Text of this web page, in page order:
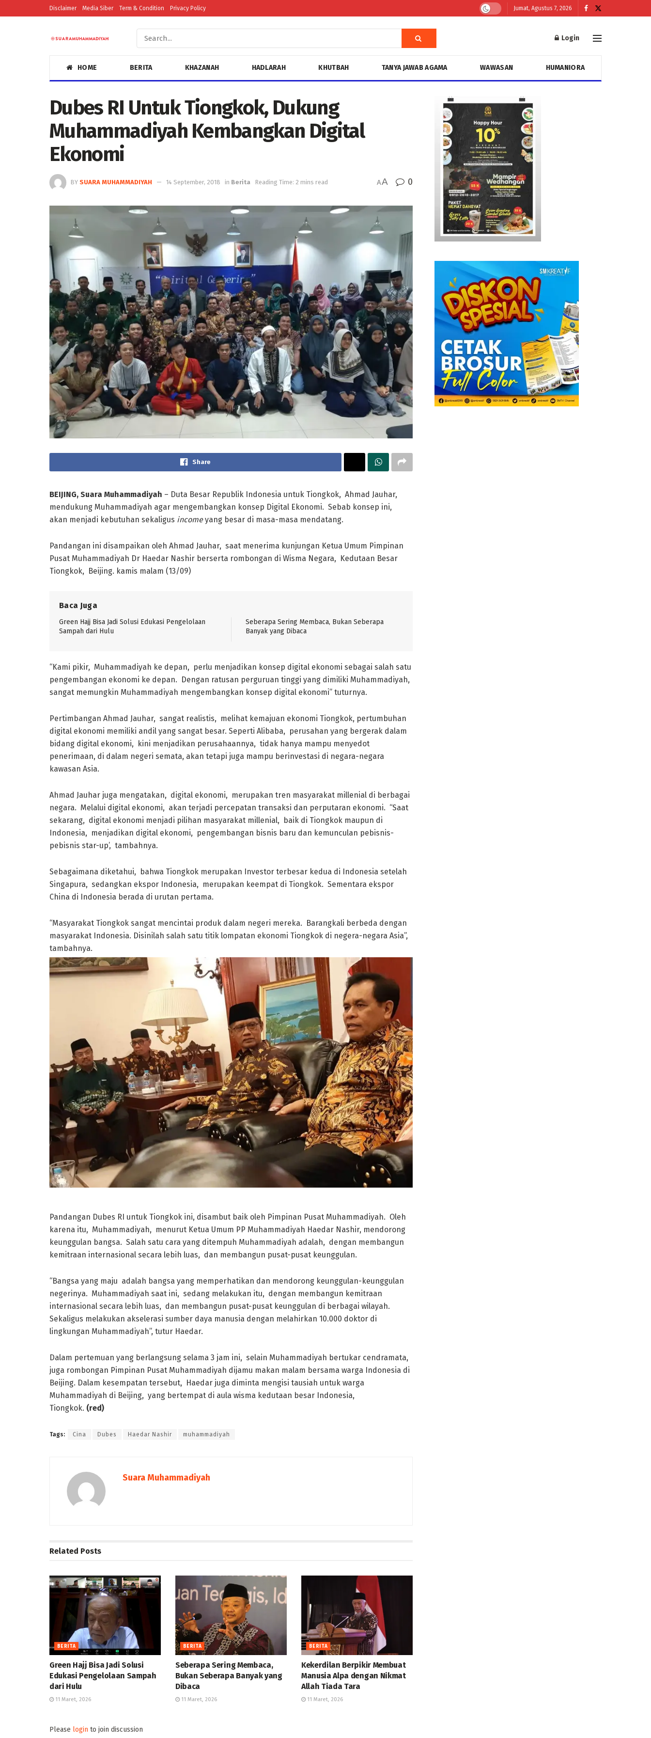
Disclaimer Media Siber Term & Condition Privacy Policy Jumat, Agustus 7, 2026
Login
HOME BERITA KHAZANAH HADLARAH KHUTBAH TANYA JAWAB AGAMA WAWASAN HUMANIORA
Dubes RI Untuk Tiongkok, Dukung
Muhammadiyah Kembangkan Digital
Ekonomi
BY SUARA MUHAMMADIYAH 14 September, 2018 in Berita Reading Time: 2 mins read AA 0
Share
BEIJING, Suara Muhammadiyah – Duta Besar Republik Indonesia untuk Tiongkok, Ahmad Jauhar,
mendukung Muhammadiyah agar mengembangkan konsep Digital Ekonomi. Sebab konsep ini,
akan menjadi kebutuhan sekaligus incomeyang besar di masa-masa mendatang.
Pandangan ini disampaikan oleh Ahmad Jauhar, saat menerima kunjungan Ketua Umum Pimpinan
Pusat Muhammadiyah Dr Haedar Nashir berserta rombongan di Wisma Negara, Kedutaan Besar
Tiongkok, Beijing. kamis malam (13/09)
Baca Juga
Green Hajj Bisa Jadi Solusi Edukasi Pengelolaan
Sampah dari Hulu
Seberapa Sering Membaca, Bukan Seberapa
Banyak yang Dibaca
“Kami pikir, Muhammadiyah ke depan, perlu menjadikan konsep digital ekonomi sebagai salah satu
pengembangan ekonomi ke depan. Dengan ratusan perguruan tinggi yang dimiliki Muhammadiyah,
sangat memungkin Muhammadiyah mengembangkan konsep digital ekonomi” tuturnya.
Pertimbangan Ahmad Jauhar, sangat realistis, melihat kemajuan ekonomi Tiongkok, pertumbuhan
digital ekonomi memiliki andil yang sangat besar. Seperti Alibaba, perusahan yang bergerak dalam
bidang digital ekonomi, kini menjadikan perusahaannya, tidak hanya mampu menyedot
penerimaan, di dalam negeri semata, akan tetapi juga mampu berinvestasi di negara-negara
kawasan Asia.
Ahmad Jauhar juga mengatakan, digital ekonomi, merupakan tren masyarakat millenial di berbagai
negara. Melalui digital ekonomi, akan terjadi percepatan transaksi dan perputaran ekonomi. “Saat
sekarang, digital ekonomi menjadi pilihan masyarakat millenial, baik di Tiongkok maupun di
Indonesia, menjadikan digital ekonomi, pengembangan bisnis baru dan kemunculan pebisnis-
pebisnis star-up’, tambahnya.
Sebagaimana diketahui, bahwa Tiongkok merupakan Investor terbesar kedua di Indonesia setelah
Singapura, sedangkan ekspor Indonesia, merupakan keempat di Tiongkok. Sementara ekspor
China di Indonesia berada di urutan pertama.
“Masyarakat Tiongkok sangat mencintai produk dalam negeri mereka. Barangkali berbeda dengan
masyarakat Indonesia. Disinilah salah satu titik lompatan ekonomi Tiongkok di negera-negara Asia”,
tambahnya.
Pandangan Dubes RI untuk Tiongkok ini, disambut baik oleh Pimpinan Pusat Muhammadiyah. Oleh
karena itu, Muhammadiyah, menurut Ketua Umum PP Muhammadiyah Haedar Nashir, mendorong
keunggulan bangsa. Salah satu cara yang ditempuh Muhammadiyah adalah, dengan membangun
kemitraan internasional secara lebih luas, dan membangun pusat-pusat keunggulan.
“Bangsa yang maju adalah bangsa yang memperhatikan dan mendorong keunggulan-keunggulan
negerinya. Muhammadiyah saat ini, sedang melakukan itu, dengan membangun kemitraan
internasional secara lebih luas, dan membangun pusat-pusat keunggulan di berbagai wilayah.
Sekaligus melakukan akselerasi sumber daya manusia dengan melahirkan 10.000 doktor di
lingkungan Muhammadiyah”, tutur Haedar.
Dalam pertemuan yang berlangsung selama 3 jam ini, selain Muhammadiyah bertukar cendramata,
juga rombongan Pimpinan Pusat Muhammadiyah dijamu makan malam bersama warga Indonesia di
Beijing. Dalam kesempatan tersebut, Haedar juga diminta mengisi tausiah untuk warga
Muhammadiyah di Beijing, yang bertempat di aula wisma kedutaan besar Indonesia,
Tiongkok. (red)
Tags: Cina Dubes Haedar Nashir muhammadiyah
Suara Muhammadiyah
Related Posts
BERITA
Green Hajj Bisa Jadi Solusi
Edukasi Pengelolaan Sampah
dari Hulu
11 Maret, 2026
BERITA
Seberapa Sering Membaca,
Bukan Seberapa Banyak yang
Dibaca
11 Maret, 2026
BERITA
Kekerdilan Berpikir Membuat
Manusia Alpa dengan Nikmat
Allah Tiada Tara
11 Maret, 2026
Please login to join discussion